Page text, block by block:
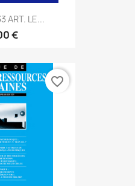
ART. LE...
€
favorite_border